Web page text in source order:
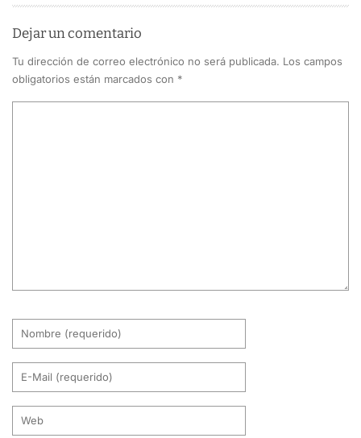
Dejar un comentario
Tu dirección de correo electrónico no será publicada. Los campos
obligatorios están marcados con *